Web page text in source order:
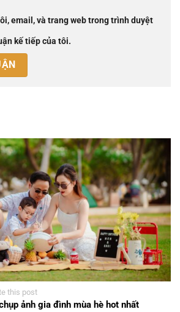
email, và trang web trong trình duyệt
kế tiếp của tôi.
this post
ảnh gia đình mùa hè hot nhất